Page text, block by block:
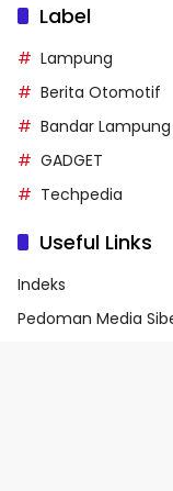
Label
Lampung
Berita Otomotif
Bandar Lampung
GADGET
Techpedia
Useful Links
Indeks
Pedoman Media